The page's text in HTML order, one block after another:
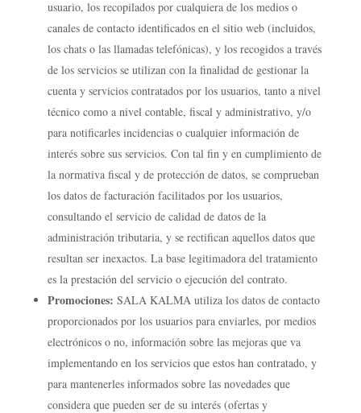
usuario, los recopilados por cualquiera de los medios o
canales de contacto identificados en el sitio web (incluidos,
los chats o las llamadas telefónicas), y los recogidos a través
de los servicios se utilizan con la finalidad de gestionar la
cuenta y servicios contratados por los usuarios, tanto a nivel
técnico como a nivel contable, fiscal y administrativo, y/o
para notificarles incidencias o cualquier información de
interés sobre sus servicios. Con tal fin y en cumplimiento de
la normativa fiscal y de protección de datos, se comprueban
los datos de facturación facilitados por los usuarios,
consultando el servicio de calidad de datos de la
administración tributaria, y se rectifican aquellos datos que
resultan ser inexactos. La base legitimadora del tratamiento
es la prestación del servicio o ejecución del contrato.
Promociones: SALA KALMA utiliza los datos de contacto
proporcionados por los usuarios para enviarles, por medios
electrónicos o no, información sobre las mejoras que va
implementando en los servicios que estos han contratado, y
para mantenerles informados sobre las novedades que
considera que pueden ser de su interés (ofertas y